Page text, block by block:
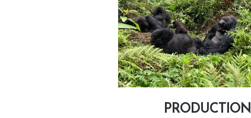
PRODUCTION